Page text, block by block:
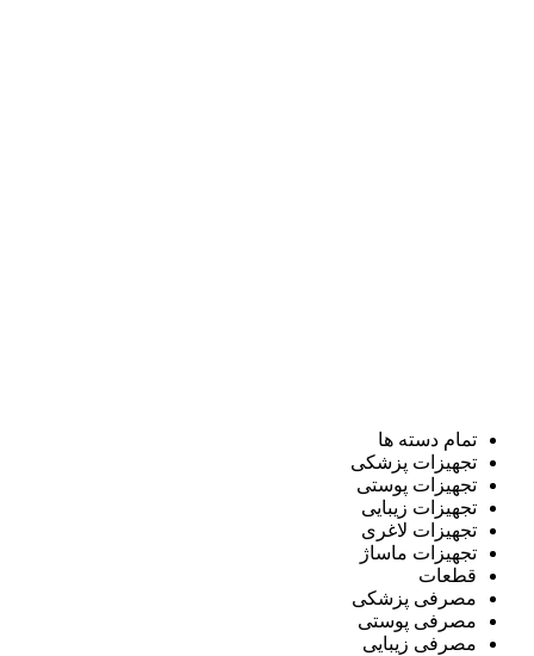
تمام دسته ها
تجهیزات پزشکی
تجهیزات پوستی
تجهیزات زیبایی
تجهیزات لاغری
تجهیزات ماساژ
قطعات
مصرفی پزشکی
مصرفی پوستی
مصرفی زیبایی